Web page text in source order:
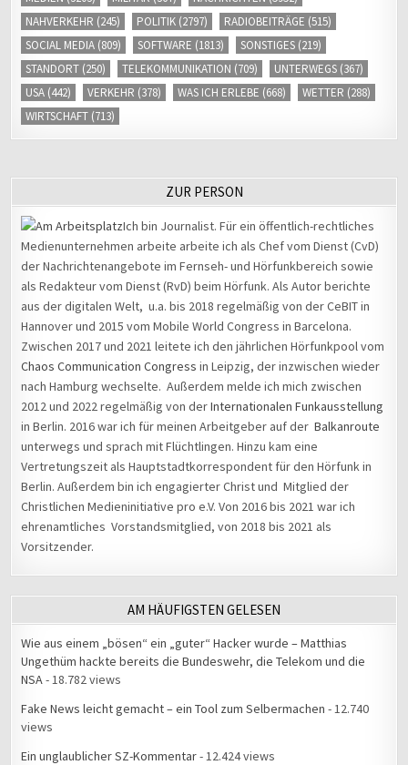
NAHVERKEHR (245) POLITIK (2797) RADIOBEITRÄGE (515)
SOCIAL MEDIA (809) SOFTWARE (1813) SONSTIGES (219)
STANDORT (250) TELEKOMMUNIKATION (709) UNTERWEGS (367)
USA (442) VERKEHR (378) WAS ICH ERLEBE (668) WETTER (288)
WIRTSCHAFT (713)
ZUR PERSON
Ich bin Journalist. Für ein öffentlich-rechtliches
Medienunternehmen arbeite arbeite ich als Chef vom Dienst (CvD)
der Nachrichtenangebote im Fernseh- und Hörfunkbereich sowie
als Redakteur vom Dienst (RvD) beim Hörfunk. Als Autor berichte
aus der digitalen Welt, u.a. bis 2018 regelmäßig von der CeBIT in
Hannover und 2015 vom Mobile World Congress in Barcelona.
Zwischen 2017 und 2021 leitete ich den jährlichen Hörfunkpool vom
Chaos Communication Congress in Leipzig, der inzwischen wieder
nach Hamburg wechselte. Außerdem melde ich mich zwischen
2012 und 2022 regelmäßig von derInternationalen Funkausstellung
in Berlin. 2016 war ich für meinen Arbeitgeber auf derBalkanroute
unterwegs und sprach mit Flüchtlingen. Hinzu kam eine
Vertretungszeit als Hauptstadtkorrespondent für den Hörfunk in
Berlin. Außerdem bin ich engagierter Christ und Mitglied der
Christlichen Medieninitiative pro e.V. Von 2016 bis 2021 war ich
ehrenamtliches Vorstandsmitglied, von 2018 bis 2021 als
Vorsitzender.
AM HÄUFIGSTEN GELESEN
Wie aus einem „bösen“ ein „guter“ Hacker wurde – Matthias
Ungethüm hackte bereits die Bundeswehr, die Telekom und die
NSA- 18.782 views
Fake News leicht gemacht – ein Tool zum Selbermachen - 12.740
views
Ein unglaublicher SZ-Kommentar- 12.424 views